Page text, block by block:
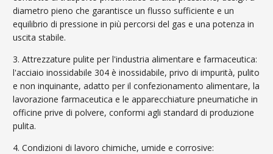
diametro pieno che garantisce un flusso sufficiente e un
equilibrio di pressione in più percorsi del gas e una potenza in
uscita stabile.
3. Attrezzature pulite per l'industria alimentare e farmaceutica:
l'acciaio inossidabile 304 è inossidabile, privo di impurità, pulito
e non inquinante, adatto per il confezionamento alimentare, la
lavorazione farmaceutica e le apparecchiature pneumatiche in
officine prive di polvere, conformi agli standard di produzione
pulita.
4. Condizioni di lavoro chimiche, umide e corrosive: